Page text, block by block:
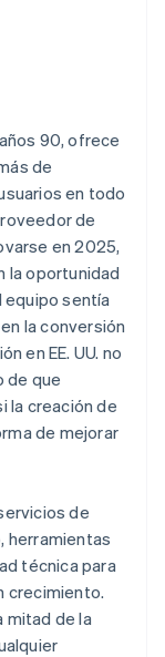
90, ofrece
de
en todo
de
en 2025,
la oportunidad
equipo sentía
la conversión
en EE. UU. no
de que
la creación de
de mejorar
de
herramientas
técnica para
crecimiento.
mitad de la